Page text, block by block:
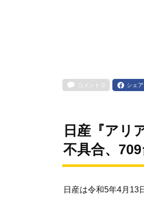
コメント 0 シェア
日産『アリ
不具合、
日産は令和5年4月13